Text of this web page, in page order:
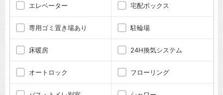
エレベーター 宅配ボックス
専用ゴミ置き場あり 駐輪場
床暖房 24H換気システム
オートロック フローリング